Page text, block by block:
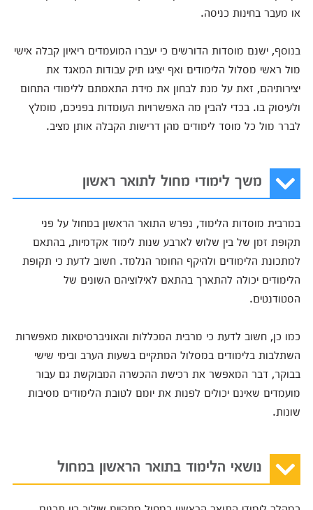
או מעבר בחינות כניסה.
בנוסף, ישנם מוסדות הדורשים כי יעברו המועמדים ריאיון קבלה אישי
מול ראשי מסלול הלימודים ואף יציגו תיק עבודות המאגד את
יצירותיהם, זאת על מנת לבחון את מידת התאמתם ללימודי התחום
ולעיסוק בו. בכדי להבין מה האפשרויות העומדות בפניכם, מומלץ
לברר מול כל מוסד לימודים מהן דרישות הקבלה אותן מציב.
משך לימודי מחול לתואר ראשון
במרבית מוסדות הלימוד, נפרש התואר הראשון במחול על פני
תקופת זמן של בין שלוש לארבע שנות לימוד אקדמיות, בהתאם
למתכונת הלימודים ולהיקף החומר הנלמד. חשוב לדעת כי תקופת
הלימודים יכולה להתארך בהתאם לאילוציהם השונים של
הסטודנטים.
כמו כן, חשוב לדעת כי מרבית המכללות והאוניברסיטאות מאפשרות
השתלבות בלימודים במסלול המתקיים בשעות הערב ובימי שישי
בבוקר, דבר המאפשר את רכישת ההכשרה המבוקשת גם עבור
מועמדים שאינם יכולים לפנות את יומם לטובת הלימודים מסיבות
שונות.
נושאי הלימוד בתואר הראשון במחול